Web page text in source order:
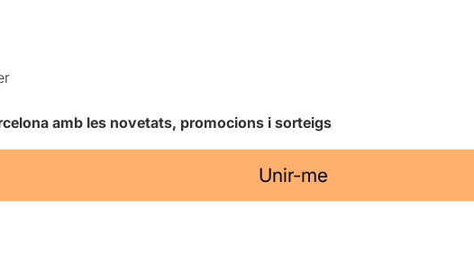
amb les novetats, promocions i sorteigs
Unir-me